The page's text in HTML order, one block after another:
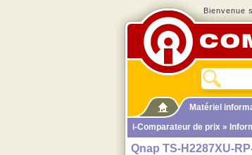
Bienvenue
Matériel
i-Comparateur de prix »
Qnap TS-H2287XU-